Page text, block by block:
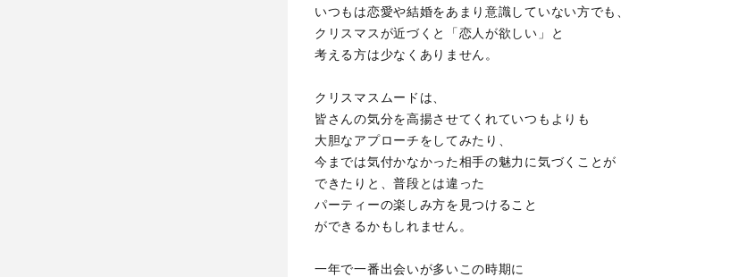
いつもは恋愛や結婚をあまり意識していない方でも、
クリスマスが近づくと「恋人が欲しい」と
考える方は少なくありません。
クリスマスムードは、
皆さんの気分を高揚させてくれていつもよりも
大胆なアプローチをしてみたり、
今までは気付かなかった相手の魅力に気づくことが
できたりと、普段とは違った
パーティーの楽しみ方を見つけること
ができるかもしれません。
一年で一番出会いが多いこの時期に